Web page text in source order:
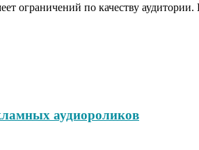
ограничений по качеству
аудиороликов